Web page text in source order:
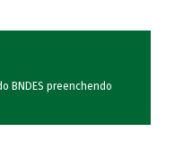
BNDES preenchendo